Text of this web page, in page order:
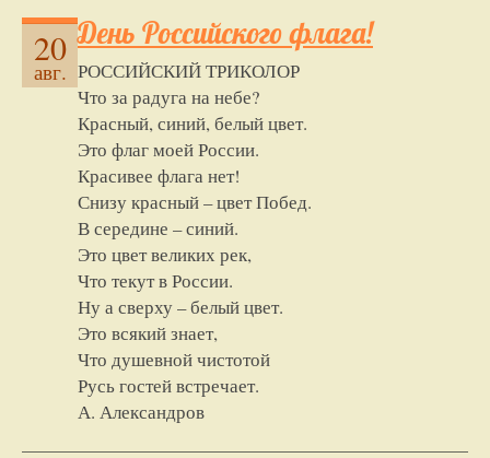
20
авг.
День Российского флага!
РОССИЙСКИЙ ТРИКОЛОР
Что за радуга на небе?
Красный, синий, белый цвет.
Это флаг моей России.
Красивее флага нет!
Снизу красный – цвет Побед.
В середине – синий.
Это цвет великих рек,
Что текут в России.
Ну а сверху – белый цвет.
Это всякий знает,
Что душевной чистотой
Русь гостей встречает.
А. Александров